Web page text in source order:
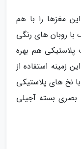
مغزها را با هم
روبان های رنگی
پلاستیکی هم بهره
زمینه استفاده از
نخ های پلاستیکی
بصری بسته آجیلی